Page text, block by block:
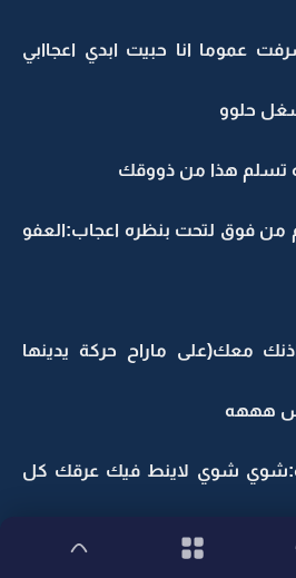
عموما انا حبيت ابدي اعجاابي
حلوو
تسلم هذا من ذووقك
من فوق لتحت بنظره اعجاب:العفو
معك(على ماراح حركة يدينها
هههه
شوي لاينط فيك عرقك كل